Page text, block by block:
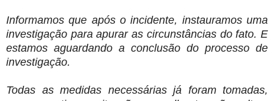
Informamos que após o incidente, instauramos uma
investigação para apurar as circunstâncias do fato. E
estamos aguardando a conclusão do processo de
investigação.
Todas as medidas necessárias já foram tomadas,